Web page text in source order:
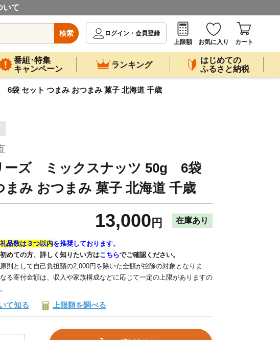
いて
検索
ログイン・会員登録
上限額
お気に入り カート
番組･特集
キャンペーン
ランキング
はじめての
ふるさと納税
袋 セット つまみ おつまみ 菓子 北海道 千歳
ーズ ミックスナッツ 50g 6袋
まみ おつまみ 菓子 北海道 千歳
13,000 円 在庫あり
品数は３つ以内を推奨しております。
めての方、詳しく知りたい方はこちらでご確認ください。
則として自己負担額の2,000円を除いた全額が控除の対象となりま
る寄付金額は、収入や家族構成などに応じて一定の上限がありますの
て知る 上限額を調べる